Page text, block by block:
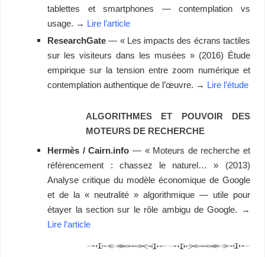
tablettes et smartphones — contemplation vs
usage. → Lire l’article
ResearchGate — « Les impacts des écrans tactiles
sur les visiteurs dans les musées » (2016) Étude
empirique sur la tension entre zoom numérique et
contemplation authentique de l’œuvre. → Lire l’étude
ALGORITHMES ET POUVOIR DES
MOTEURS DE RECHERCHE
Hermès / Cairn.info — « Moteurs de recherche et
référencement : chassez le naturel… » (2013)
Analyse critique du modèle économique de Google
et de la « neutralité » algorithmique — utile pour
étayer la section sur le rôle ambigu de Google. →
Lire l’article